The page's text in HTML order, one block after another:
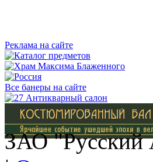
Реклама на сайте
Все банеры на сайте
ЗАО "Русский